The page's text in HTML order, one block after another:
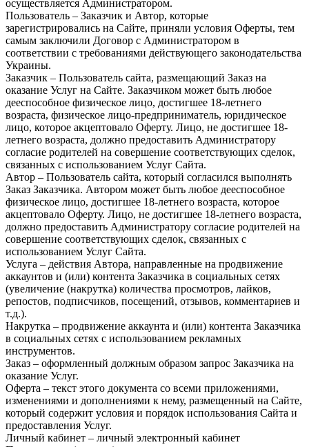
осуществляется Администратором.
Пользователь – Заказчик и Автор, которые
зарегистрировались на Сайте, приняли условия Оферты, тем
самым заключили Договор с Администратором в
соответствии с требованиями действующего законодательства
Украины.
Заказчик – Пользователь сайта, размещающий Заказ на
оказание Услуг на Сайте. Заказчиком может быть любое
дееспособное физическое лицо, достигшее 18-летнего
возраста, физическое лицо-предприниматель, юридическое
лицо, которое акцептовало Оферту. Лицо, не достигшее 18-
летнего возраста, должно предоставить Администратору
согласие родителей на совершение соответствующих сделок,
связанных с использованием Услуг Сайта.
Автор – Пользователь сайта, который согласился выполнять
Заказ Заказчика. Автором может быть любое дееспособное
физическое лицо, достигшее 18-летнего возраста, которое
акцептовало Оферту. Лицо, не достигшее 18-летнего возраста,
должно предоставить Администратору согласие родителей на
совершение соответствующих сделок, связанных с
использованием Услуг Сайта.
Услуга – действия Автора, направленные на продвижение
аккаунтов и (или) контента Заказчика в социальных сетях
(увеличение (накрутка) количества просмотров, лайков,
репостов, подписчиков, посещений, отзывов, комментариев и
т.д.).
Накрутка – продвижение аккаунта и (или) контента Заказчика
в социальных сетях с использованием рекламных
инструментов.
Заказ – оформленный должным образом запрос Заказчика на
оказание Услуг.
Оферта – текст этого документа со всеми приложениями,
изменениями и дополнениями к нему, размещенный на Сайте,
который содержит условия и порядок использования Сайта и
предоставления Услуг.
Личный кабинет – личный электронный кабинет